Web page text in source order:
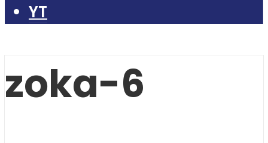
YT
zoka-6